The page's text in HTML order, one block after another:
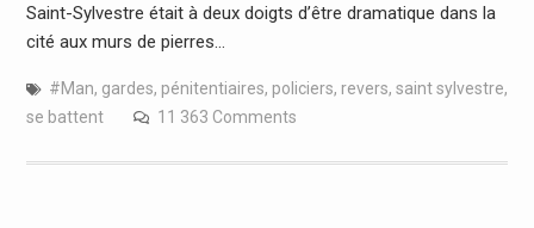
Saint-Sylvestre était à deux doigts d’être dramatique dans la
cité aux murs de pierres…
#Man, gardes, pénitentiaires, policiers, revers, saint sylvestre,
se battent
11 363 Comments